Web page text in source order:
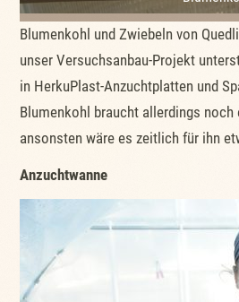
Blumenkohl und Zwiebeln von
unser Versuchsanbau-Projekt
in HerkuPlast-Anzuchtplatten und
Blumenkohl braucht allerdings noch
ansonsten wäre es zeitlich für ihn
Anzuchtwanne